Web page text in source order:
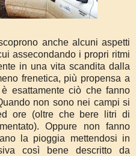
anche alcuni aspetti
assecondando i propri ritmi
in una vita scandita dalla
frenetica, più propensa a
esattamente ciò che fanno
non sono nei campi si
ore (oltre che bere litri di
Oppure non fanno
la pioggia mettendosi in
così bene descritto da